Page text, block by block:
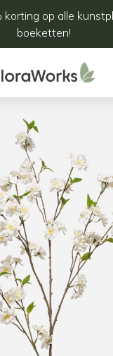
korting op alle
boeketten!